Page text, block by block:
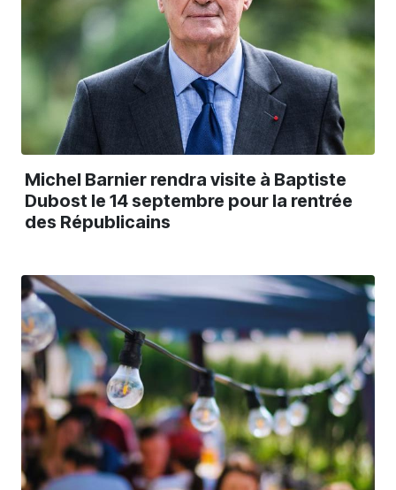
Michel Barnier rendra visite à Baptiste
Dubost le 14 septembre pour la rentrée
des Républicains